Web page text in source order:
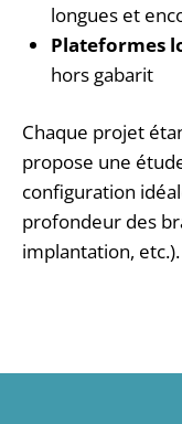
longues et
Plateformes
hors gabarit
Chaque projet
propose une
configuration
profondeur des
implantation, etc.).